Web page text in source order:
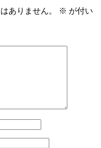
ありません。 ※ が付い